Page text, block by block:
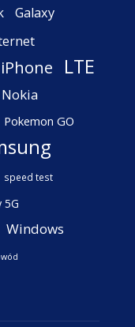
Galaxy
iPhone LTE
Nokia
Pokemon GO
speed test
5G
Windows